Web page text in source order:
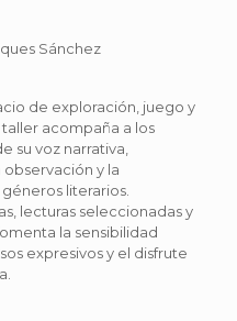
Sánchez
de exploración, juego y
acompaña a los
su voz narrativa,
y la
literarios.
lecturas seleccionadas y
la sensibilidad
expresivos y el disfrute